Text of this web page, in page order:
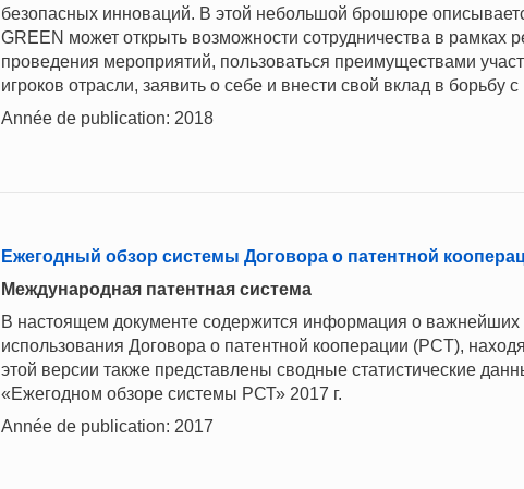
безопасных инноваций. В этой небольшой брошюре
GREEN может открыть возможности сотрудничества в рамках
проведения мероприятий, пользоваться преимуществами
игроков отрасли, заявить о себе и внести свой вклад в борьбу
Année de publication: 2018
Ежегодный обзор системы Договора о патентной
Mеждународная патентная система
В настоящем документе содержится информация о важнейших
использования Договора о патентной кооперации (PCT),
этой версии также представлены сводные статистические
«Ежегодном обзоре системы РСТ» 2017 г.
Année de publication: 2017